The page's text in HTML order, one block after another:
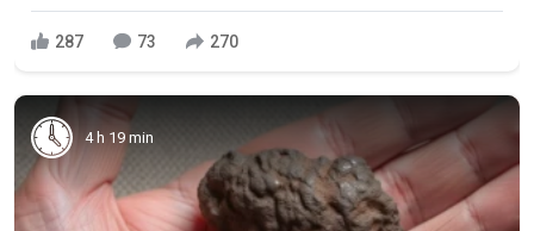
287 73 270
4 h 19 min